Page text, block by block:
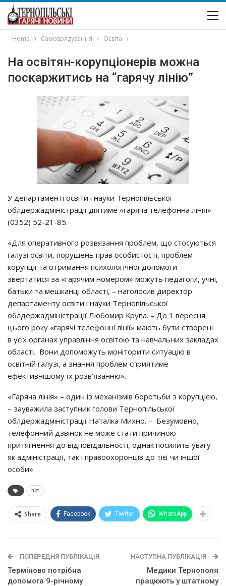
Home Самоврядування Освіта
На освітян-корупціонерів можна
поскаржитись на “гарячу лінію”
У департаменті освіти і науки Тернопільської
облдержадміністрації діятиме «гаряча телефонна лінія»
(0352) 52-21-85.
«Для оперативного розвязання проблем, що стосуються
галузі освіти, порушень прав особистості, проблем
корупції та отримання психологічної допомоги
звертатися за «гарячим номером» можуть педагоги, учні,
батьки та мешканці області, – наголосив директор
департаменту освіти і науки Тернопільської
облдержадміністрації Любомир Крупа. – До 1 вересня
цього року «гарячі телефонні лінії» мають бути створені
в усіх органах управління освітою та навчальних закладах
області. Вони допоможуть моніторити ситуацію в
освітній галузі, а знання проблем сприятиме
ефективнішому їх розв’язанню».
«Гаряча лінія» – один із механізмів боротьби з корупцією,
– зауважила заступник голови Тернопільської
облдержадміністрації Наталка Михно. – Безумовно,
телефонний дзвінок не може стати причиною
притягнення до відповідальності, однак посилить увагу
як адміністрації, так і правоохоронців до тієї чи іншої
особи».
hot
Share Facebook Twitter WhatsApp
ПОПЕРЕДНЯ ПУБЛІКАЦІЯ
Терміново потрібна
допомога 9-річному
НАСТУПНА ПУБЛІКАЦІЯ
Медики Тернополя
працюють у штатному